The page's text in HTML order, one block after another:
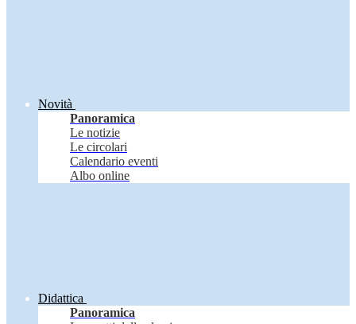
Novità
Panoramica
Le notizie
Le circolari
Calendario eventi
Albo online
Didattica
Panoramica